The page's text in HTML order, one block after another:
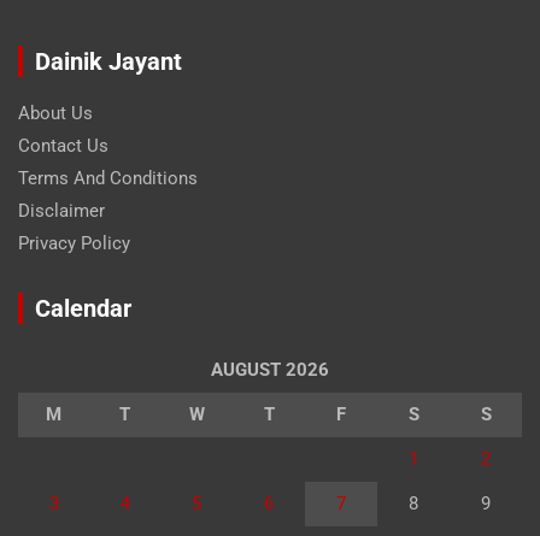
Dainik Jayant
About Us
Contact Us
Terms And Conditions
Disclaimer
Privacy Policy
Calendar
AUGUST 2026
M T W T F S S
1 2
3 4 5 6 7 8 9